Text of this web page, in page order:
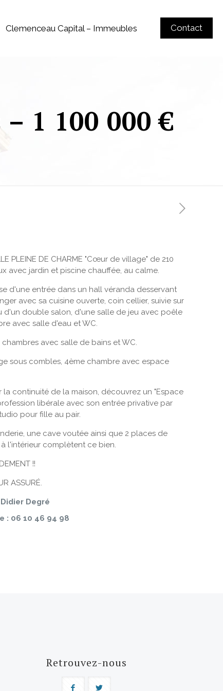
Clemenceau Capital – Immeubles Contact
1 100 000 €
PLEINE DE CHARME "Cœur de village" de 210
avec jardin et piscine chauffée, au calme.
d'une entrée dans un hall véranda desservant
avec sa cuisine ouverte, coin cellier, suivie sur
d'un double salon, d'une salle de jeu avec poêle
avec salle d'eau et WC.
chambres avec salle de bains et WC.
sous combles, 4ème chambre avec espace
la continuité de la maison, découvrez un "Espace
libérale avec son entrée privative par
pour fille au pair.
une cave voutée ainsi que 2 places de
l'intérieur complètent ce bien.
!!
ASSURÉ.
Degré
: 06 10 46 94 98
Retrouvez-nous